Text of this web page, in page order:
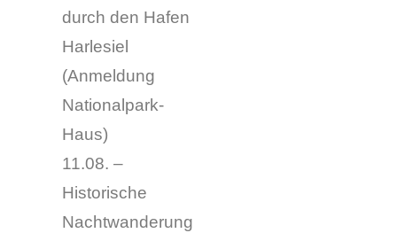
durch den Hafen
Harlesiel
(Anmeldung
Nationalpark-
Haus)
11.08. –
Historische
Nachtwanderung